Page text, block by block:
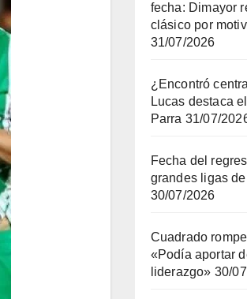
fecha: Dimayor
clásico por
31/07/2026
¿Encontró
Lucas destaca
Parra 31/07/
Fecha del
grandes ligas
30/07/2026
Cuadrado
«Podía aportar
liderazgo» 30/